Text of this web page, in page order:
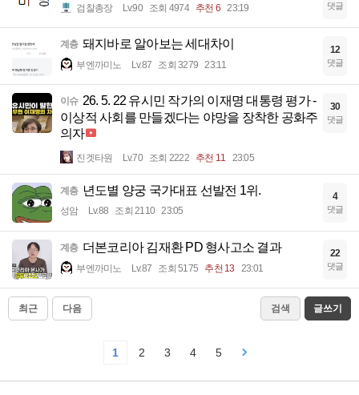
검찰총장 Lv.90 조회 4974 추천 6 23:19 댓글
계층 돼지바로 알아보는 세대차이
부엔까미노 Lv.87 조회 3279 23:11
12
댓글
이슈 26. 5. 22 유시민 작가의 이재명 대통령 평가 -
이상적 사회를 만들겠다는 야망을 장착한 공화주
의자
진겟타원 Lv.70 조회 2222 추천 11 23:05
30
댓글
계층 년도별 양궁 국가대표 선발전 1위.
성암 Lv.88 조회 2110 23:05
4
댓글
계층 더본코리아 김재환 PD 형사고소 결과
부엔까미노 Lv.87 조회 5175 추천 13 23:01
22
댓글
최근 다음 검색 글쓰기
1 2 3 4 5